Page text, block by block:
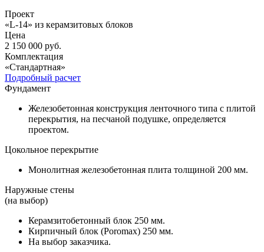
Проект
«L-14» из керамзитовых блоков
Цена
2 150 000 руб.
Комплектация
«Стандартная»
Подробный расчет
Фундамент
Железобетонная конструкция ленточного типа с плитой
перекрытия, на песчаной подушке, определяется
проектом.
Цокольное перекрытие
Монолитная железобетонная плита толщиной 200 мм.
Наружные стены
(на выбор)
Керамзитобетонный блок 250 мм.
Кирпичный блок (Poromax) 250 мм.
На выбор заказчика.